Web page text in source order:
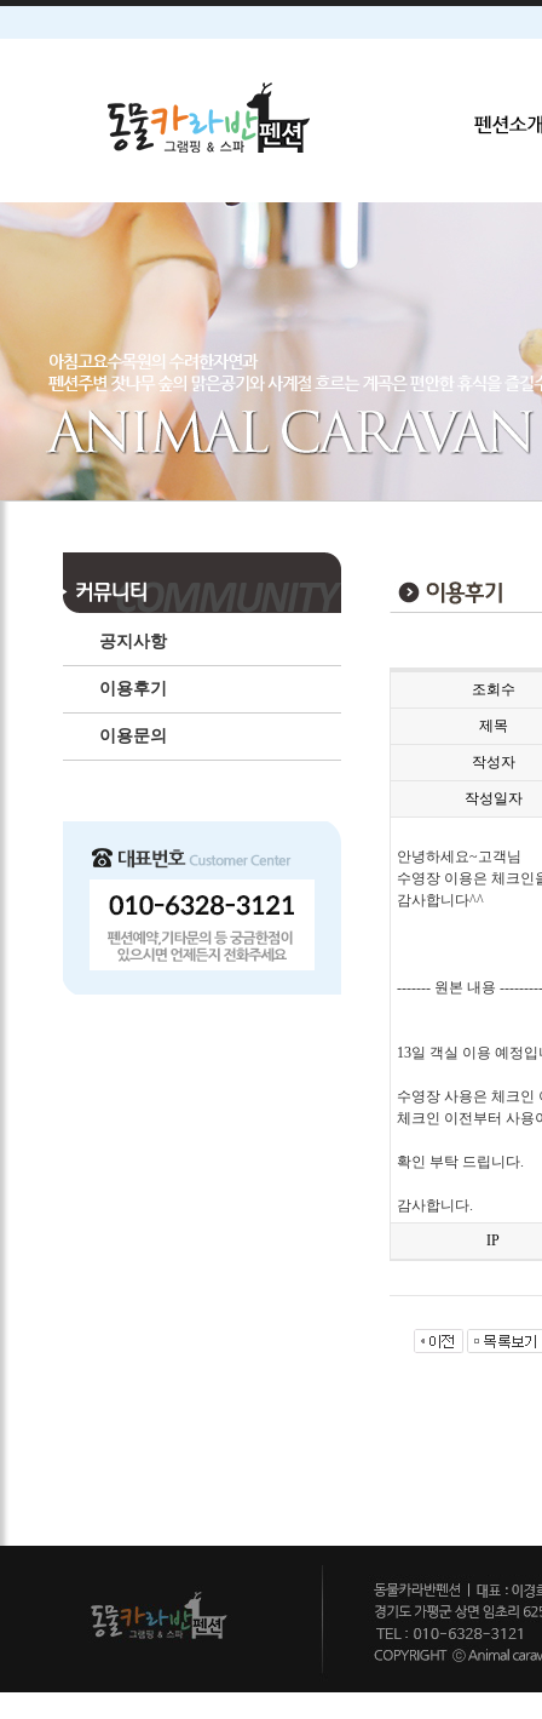
공지사항
이용후기
이용문의
조회수
제목
작성자
작성일자
안녕하세요~고객님
수영장 이용은 체크인
감사합니다^^
------- 원본 내용 ---------
13일 객실 이용 예정
수영장 사용은 체크인
체크인 이전부터 사용
확인 부탁 드립니다.
감사합니다.
IP